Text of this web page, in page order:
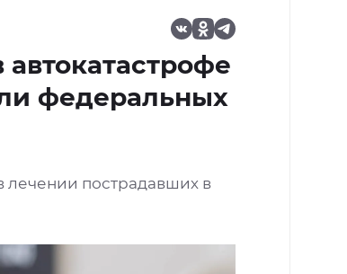
федеральных
лечении пострадавших в